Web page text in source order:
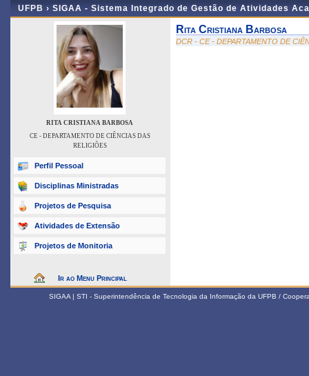
UFPB › SIGAA - Sistema Integrado de Gestão de Atividades
RITA CRISTIANA BARBOSA
CE - DEPARTAMENTO DE CIÊNCIAS DAS
RELIGIÕES
Perfil Pessoal
Disciplinas Ministradas
Projetos de Pesquisa
Atividades de Extensão
Projetos de Monitoria
Ir ao Menu Principal
Rita Cristiana Barbosa
DCR - CE - DEPARTAMENTO DE
SIGAA | STI - Superintendência de Tecnologia da Informação da UFPB /